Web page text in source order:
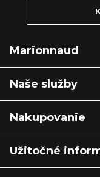
Marionnaud
Naše služby
Nakupovanie
Užitočné